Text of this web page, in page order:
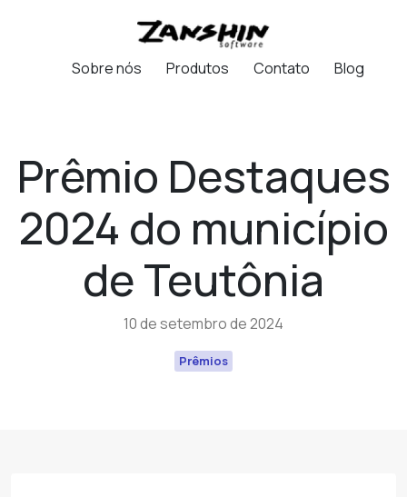
Sobre nós Produtos Contato Blog
Prêmio Destaques
2024 do município
de Teutônia
10 de setembro de 2024
Prêmios